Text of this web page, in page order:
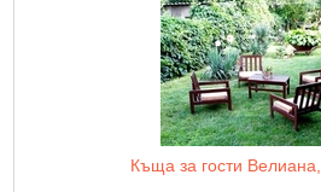
Къща за гости